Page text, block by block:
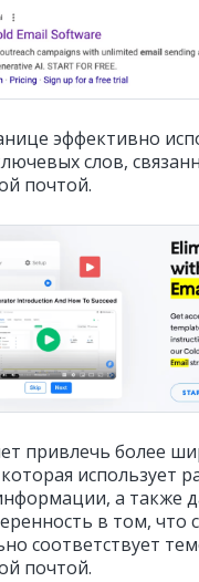
эффективно
слов,
почтой.
привлечь более
использует
а также
в том, что
соответствует
почтой.